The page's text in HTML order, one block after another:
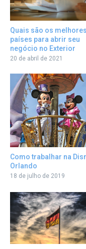
Quais são os melhores
países para abrir seu
negócio no Exterior
20 de abril de 2021
Como trabalhar na
Orlando
18 de julho de 2019